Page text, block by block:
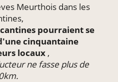
Meurthois dans les
,
pourraient se
cinquantaine
locaux ,
ne fasse plus de